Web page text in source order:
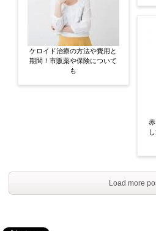
ケロイド治療の方法や費用と
期間！市販薬や保険について
も
Load more